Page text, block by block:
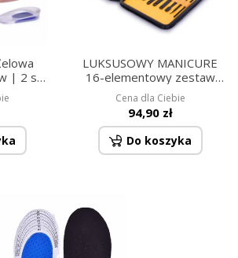
| 2 szt.
LUKSUSOWY MANICURE
16-elementowy zestaw
żółty
Cena dla Ciebie
94,90 zł
Do koszyka